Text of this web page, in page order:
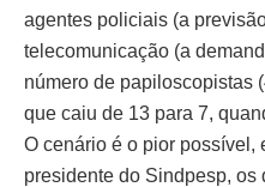
agentes policiais (a
telecomunicação (a
número de papiloscopistas
que caiu de 13 para 7,
O cenário é o pior possível,
presidente do Sindpesp, os